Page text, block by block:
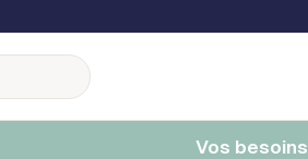
Vos besoins